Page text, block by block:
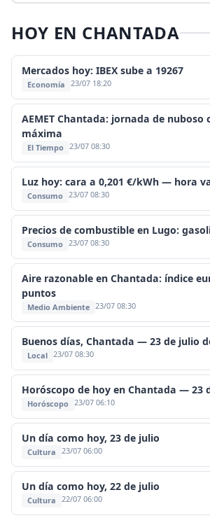
HOY EN CHANTADA
Mercados hoy: IBEX sube a 19267
Economía 23/07 18:20
AEMET Chantada: jornada de nuboso
máxima
El Tiempo 23/07 08:30
Luz hoy: cara a 0,201 €/kWh — hora
Consumo 23/07 08:30
Precios de combustible en Lugo:
Consumo 23/07 08:30
Aire razonable en Chantada: índice
puntos
Medio Ambiente 23/07 08:30
Buenos días, Chantada — 23 de julio
Local 23/07 08:30
Horóscopo de hoy en Chantada — 23
Horóscopo 23/07 06:10
Un día como hoy, 23 de julio
Cultura 23/07 06:00
Un día como hoy, 22 de julio
Cultura 22/07 06:00